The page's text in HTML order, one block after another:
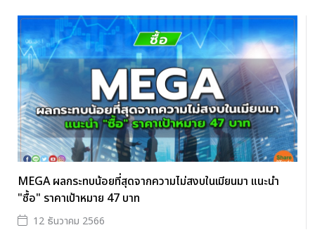
MEGA ผลกระทบน้อยที่สุดจากความไม่สงบในเมียนมา แนะนำ
"ซื้อ" ราคาเป้าหมาย 47 บาท
12 ธันวาคม 2566